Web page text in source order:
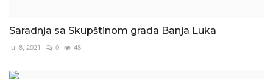
Saradnja sa Skupštinom grada Banja Luka
Jul 8, 2021 0 48